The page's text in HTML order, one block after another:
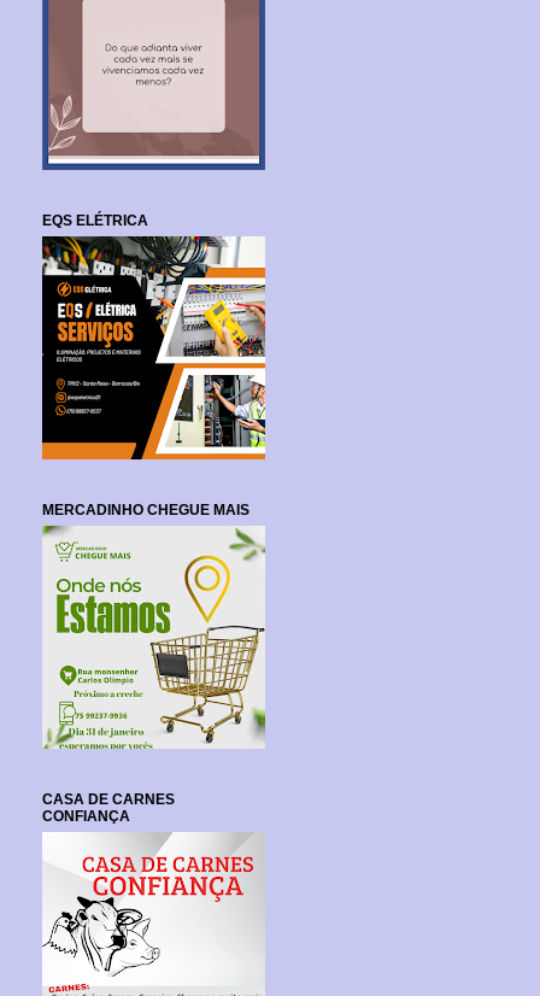
EQS ELÉTRICA
MERCADINHO CHEGUE MAIS
CASA DE CARNES
CONFIANÇA